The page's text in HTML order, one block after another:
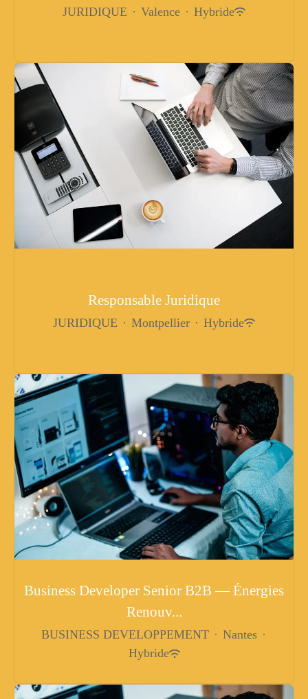
JURIDIQUE · Valence · Hybride
Responsable Juridique
JURIDIQUE · Montpellier · Hybride
Business Developer Senior B2B — Énergies
Renouv...
BUSINESS DEVELOPPEMENT · Nantes ·
Hybride